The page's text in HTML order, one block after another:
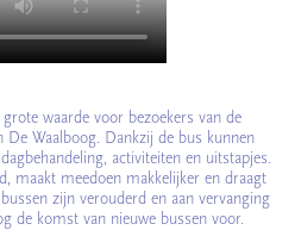
waarde voor bezoekers van de
De Waalboog. Dankzij de bus kunnen
activiteiten en uitstapjes.
maakt meedoen makkelijker en draagt
zijn verouderd en aan vervanging
de komst van nieuwe bussen voor.